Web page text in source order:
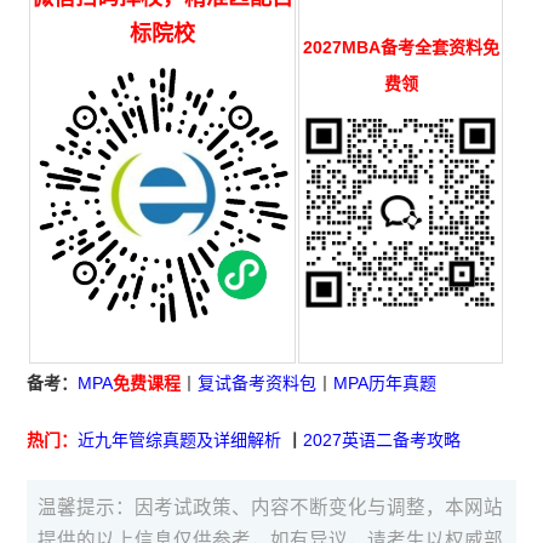
标院校
2027MBA备考全套资料免
费领
备考： MPA免费课程 丨复试备考资料包 MPA历年真题
热门：近九年管综真题及详细解析 丨2027英语二备考攻略
温馨提示：因考试政策、内容不断变化与调整，本网站